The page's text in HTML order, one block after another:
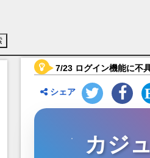
トトレインガールズA ～霧
7/23 ログイン機能に不
シェア
カジ